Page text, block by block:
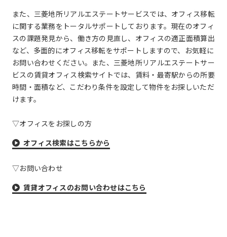
また、三菱地所リアルエステートサービスでは、オフィス移転
に関する業務をトータルサポートしております。現在のオフィ
スの課題発見から、働き方の見直し、オフィスの適正面積算出
など、多面的にオフィス移転をサポートしますので、お気軽に
お問い合わせください。また、三菱地所リアルエステートサー
ビスの賃貸オフィス検索サイトでは、賃料・最寄駅からの所要
時間・面積など、こだわり条件を設定して物件をお探しいただ
けます。
▽オフィスをお探しの方
オフィス検索はこちらから
▽お問い合わせ
賃貸オフィスのお問い合わせはこちら